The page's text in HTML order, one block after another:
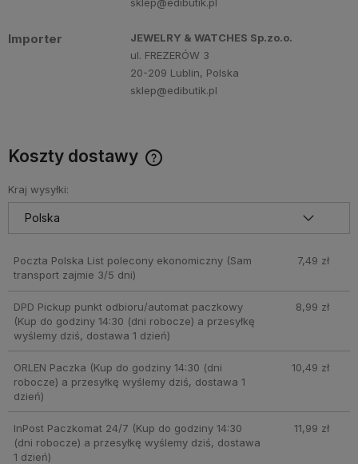
Importer
JEWELRY & WATCHES Sp.zo.o.
ul. FREZERÓW 3
20-209 Lublin, Polska
sklep@edibutik.pl
Koszty dostawy
Kraj wysyłki:
Poczta Polska List polecony ekonomiczny (Sam
transport zajmie 3/5 dni)
7,49 zł
DPD Pickup punkt odbioru/automat paczkowy
(Kup do godziny 14:30 (dni robocze) a przesyłkę
wyślemy dziś, dostawa 1 dzień)
8,99 zł
ORLEN Paczka (Kup do godziny 14:30 (dni
robocze) a przesyłkę wyślemy dziś, dostawa 1
dzień)
10,49 zł
InPost Paczkomat 24/7 (Kup do godziny 14:30
(dni robocze) a przesyłkę wyślemy dziś, dostawa
1 dzień)
11,99 zł